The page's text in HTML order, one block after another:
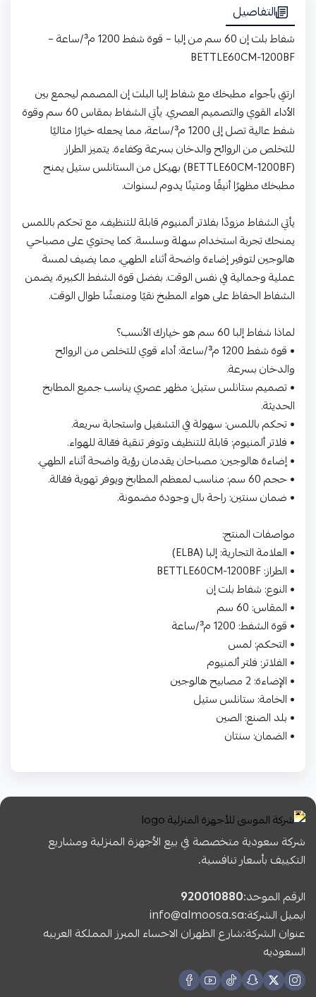
التفاصيل
شفاط بلت إن 60 سم من إلبا – قوة شفط 1200 م³/ساعة –
BETTLE60CM-1200BF
ارتقِ بأجواء مطبخك مع شفاط إلبا البلت إن المصمم ليجمع بين
الأداء القوي والتصميم العصري. يأتي الشفاط بمقاس 60 سم وقوة
شفط عالية تصل إلى 1200 م³/ساعة، مما يجعله خيارًا مثاليًا
للتخلص من الروائح والدخان بسرعة وكفاءة. يتميز الطراز
(BETTLE60CM-1200BF) بهيكل من الستانلس ستيل يمنح
مطبخك مظهرًا أنيقًا ومتينًا يدوم لسنوات.
يأتي الشفاط مزودًا بفلاتر ألمنيوم قابلة للتنظيف، مع تحكم باللمس
يمنحك تجربة استخدام سهلة وسلسة. كما يحتوي على مصباحي
هالوجين لتوفير إضاءة واضحة أثناء الطهي، مما يضيف لمسة
عملية وجمالية في نفس الوقت. بفضل قوة الشفط الكبيرة، يضمن
الشفاط الحفاظ على هواء المطبخ نقيًا ومنعشًا طوال الوقت.
لماذا شفاط إلبا 60 سم هو خيارك الأنسب؟
• قوة شفط 1200 م³/ساعة: أداء قوي للتخلص من الروائح
والدخان بسرعة.
• تصميم ستانلس ستيل: مظهر عصري يناسب جميع المطابخ
الحديثة.
• تحكم باللمس: سهولة في التشغيل واستجابة سريعة.
• فلاتر ألمنيوم: قابلة للتنظيف وتوفر تنقية فعّالة للهواء.
• إضاءة هالوجين: مصباحان يقدمان رؤية واضحة أثناء الطهي.
• حجم 60 سم: مناسب لمعظم المطابخ ويوفر تهوية فعّالة.
• ضمان سنتين: راحة بال وجودة مضمونة.
مواصفات المنتج:
• العلامة التجارية: إلبا (ELBA)
• الطراز: BETTLE60CM-1200BF
• النوع: شفاط بلت إن
• المقاس: 60 سم
• قوة الشفط: 1200 م³/ساعة
• التحكم: لمس
• الفلاتر: فلتر ألمنيوم
• الإضاءة: 2 مصابيح هالوجين
• الخامة: ستانلس ستيل
• بلد الصنع: الصين
• الضمان: سنتان
شركة سعودية متخصصة في بيع الأجهزة المنزلية ومشاريع
التكييف بأسعار تنافسية.
الرقم الموحد:920010880
ايميل الشركة:info@almoosa.sa
عنوان الشركة:شارع الظهران الاحساء المبرز المملكة العربيه
السعوديه